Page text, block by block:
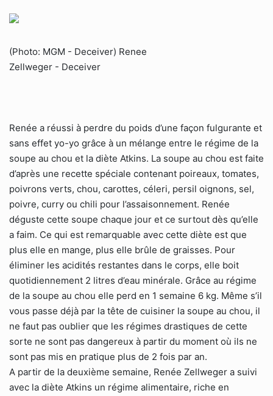
(Photo: MGM - Deceiver) Renee
Zellweger - Deceiver
Renée a réussi à perdre du poids d’une façon fulgurante et
sans effet yo-yo grâce à un mélange entre le régime de la
soupe au chou et la diète Atkins. La soupe au chou est faite
d’après une recette spéciale contenant poireaux, tomates,
poivrons verts, chou, carottes, céleri, persil oignons, sel,
poivre, curry ou chili pour l’assaisonnement. Renée
déguste cette soupe chaque jour et ce surtout dès qu’elle
a faim. Ce qui est remarquable avec cette diète est que
plus elle en mange, plus elle brûle de graisses. Pour
éliminer les acidités restantes dans le corps, elle boit
quotidiennement 2 litres d’eau minérale. Grâce au régime
de la soupe au chou elle perd en 1 semaine 6 kg. Même s’il
vous passe déjà par la tête de cuisiner la soupe au chou, il
ne faut pas oublier que les régimes drastiques de cette
sorte ne sont pas dangereux à partir du moment où ils ne
sont pas mis en pratique plus de 2 fois par an.
A partir de la deuxième semaine, Renée Zellweger a suivi
avec la diète Atkins un régime alimentaire, riche en